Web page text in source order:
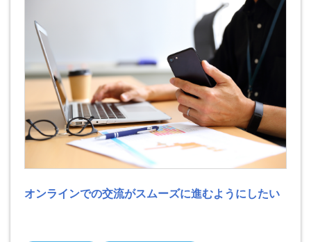
オンラインでの交流がスムーズに進むようにしたい